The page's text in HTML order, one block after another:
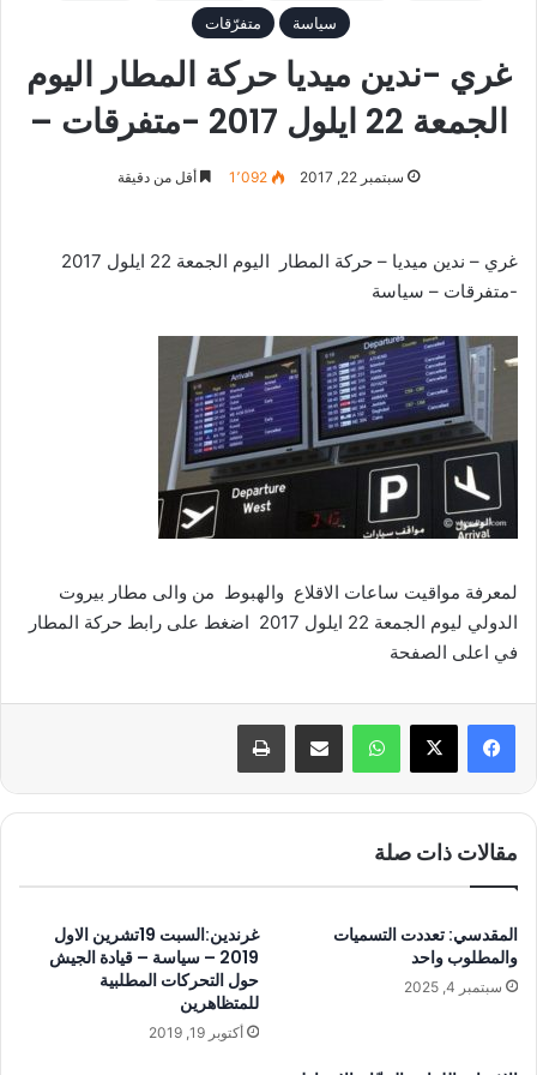
سياسة
متفرّقات
غري -ندين ميديا حركة المطار اليوم
الجمعة 22 ايلول 2017 -متفرقات –
سبتمبر 22, 2017 1٬092 أقل من دقيقة
غري – ندين ميديا – حركة المطار اليوم الجمعة 22 ايلول 2017
-متفرقات – سياسة
لمعرفة مواقيت ساعات الاقلاع والهبوط من والى مطار بيروت
الدولي ليوم الجمعة 22 ايلول 2017 اضغط على رابط حركة المطار
في اعلى الصفحة
واتساب مشاركة عبر البريد طباعة
مقالات ذات صلة
المقدسي: تعددت التسميات
والمطلوب واحد
سبتمبر 4, 2025
غرندين:السبت 19تشرين الاول
2019 – سياسة – قيادة الجيش
حول التحركات المطلبية
للمتظاهرين
أكتوبر 19, 2019